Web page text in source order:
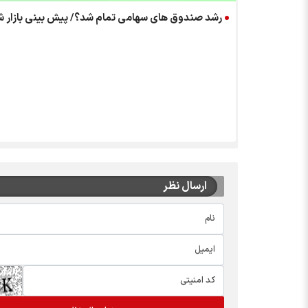
رشد صندوق های سهامی تمام شد؟/ پیش بینی بازار شنبه 16
ارسال نظر